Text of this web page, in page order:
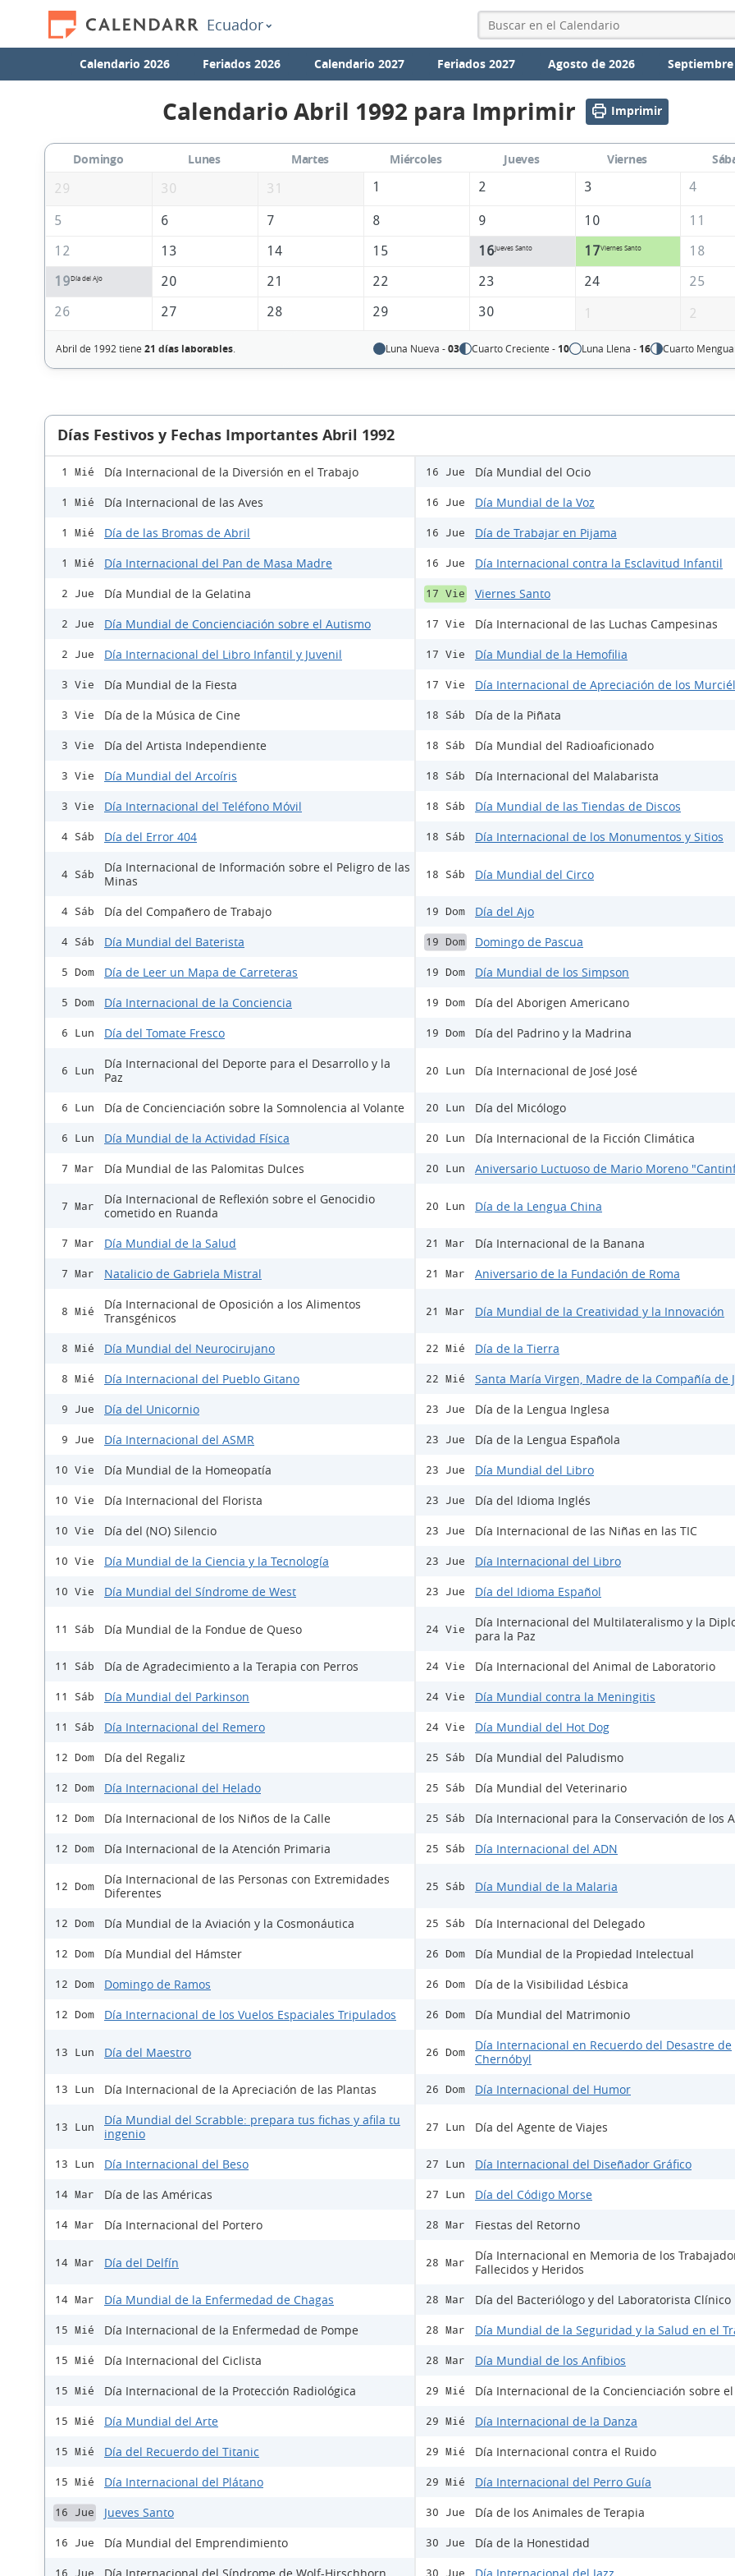
Ecuador
Calendario 2026 Feriados 2026 Calendario 2027 Feriados 2027 Agosto de 2026
Calendario Abril 1992 para Imprimir Imprimir
Domingo Lunes Martes Miércoles Jueves Viernes
29
30 31 1 2 3 4
5 6 7 8 9 10
11
12
13 14 15 16Jueves Santo 17Viernes Santo
18
19Día del Ajo 20 21 22 23 24
25
26
27 28 29 30 1 2
Abril de 1992 tiene 21 días laborables. Luna Nueva -03 Cuarto Creciente - 10 Luna Llena - 16 Cuarto
Días Festivos y Fechas Importantes Abril 1992
1 Mié Día Internacional de la Diversión en el Trabajo
1 Mié Día Internacional de las Aves
1 Mié Día de las Bromas de Abril
1 Mié Día Internacional del Pan de Masa Madre
2 Jue Día Mundial de la Gelatina
2 Jue Día Mundial de Concienciación sobre el Autismo
2 Jue Día Internacional del Libro Infantil y Juvenil
3 Vie Día Mundial de la Fiesta
3 Vie Día de la Música de Cine
3 Vie Día del Artista Independiente
3 Vie Día Mundial del Arcoíris
3 Vie Día Internacional del Teléfono Móvil
4 Sáb Día del Error 404
4 Sáb
Día Internacional de Información sobre el Peligro de las
Minas
4 Sáb Día del Compañero de Trabajo
4 Sáb Día Mundial del Baterista
5 Dom Día de Leer un Mapa de Carreteras
5 Dom Día Internacional de la Conciencia
6 Lun Día del Tomate Fresco
6 Lun
Día Internacional del Deporte para el Desarrollo y la
Paz
6 Lun Día de Concienciación sobre la Somnolencia al Volante
6 Lun Día Mundial de la Actividad Física
7 Mar Día Mundial de las Palomitas Dulces
7 Mar
Día Internacional de Reflexión sobre el Genocidio
cometido en Ruanda
7 Mar Día Mundial de la Salud
7 Mar Natalicio de Gabriela Mistral
8 Mié
Día Internacional de Oposición a los Alimentos
Transgénicos
8 Mié Día Mundial del Neurocirujano
8 Mié Día Internacional del Pueblo Gitano
9 Jue Día del Unicornio
9 Jue Día Internacional del ASMR
10 Vie Día Mundial de la Homeopatía
10 Vie Día Internacional del Florista
10 Vie Día del (NO) Silencio
10 Vie Día Mundial de la Ciencia y la Tecnología
10 Vie Día Mundial del Síndrome de West
11 Sáb Día Mundial de la Fondue de Queso
11 Sáb Día de Agradecimiento a la Terapia con Perros
11 Sáb Día Mundial del Parkinson
11 Sáb Día Internacional del Remero
12 Dom Día del Regaliz
12 Dom Día Internacional del Helado
12 Dom Día Internacional de los Niños de la Calle
12 Dom Día Internacional de la Atención Primaria
12 Dom
Día Internacional de las Personas con Extremidades
Diferentes
12 Dom Día Mundial de la Aviación y la Cosmonáutica
12 Dom Día Mundial del Hámster
12 Dom Domingo de Ramos
12 Dom Día Internacional de los Vuelos Espaciales Tripulados
13 Lun Día del Maestro
13 Lun Día Internacional de la Apreciación de las Plantas
13 Lun
Día Mundial del Scrabble: prepara tus fichas y afila tu
ingenio
13 Lun Día Internacional del Beso
14 Mar Día de las Américas
14 Mar Día Internacional del Portero
14 Mar Día del Delfín
14 Mar Día Mundial de la Enfermedad de Chagas
15 Mié Día Internacional de la Enfermedad de Pompe
15 Mié Día Internacional del Ciclista
15 Mié Día Internacional de la Protección Radiológica
15 Mié Día Mundial del Arte
15 Mié Día del Recuerdo del Titanic
15 Mié Día Internacional del Plátano
16 Jue Jueves Santo
16 Jue Día Mundial del Emprendimiento
16 Jue
16 Jue Día Mundial del Ocio
16 Jue Día Mundial de la Voz
16 Jue Día de Trabajar en Pijama
16 Jue Día Internacional contra la Esclavitud Infantil
17 Vie Viernes Santo
17 Vie Día Internacional de las Luchas Campesinas
17 Vie Día Mundial de la Hemofilia
17 Vie Día Internacional de Apreciación de los
18 Sáb Día de la Piñata
18 Sáb Día Mundial del Radioaficionado
18 Sáb Día Internacional del Malabarista
18 Sáb Día Mundial de las Tiendas de Discos
18 Sáb Día Internacional de los Monumentos y Sitios
18 Sáb Día Mundial del Circo
19 Dom Día del Ajo
19 Dom Domingo de Pascua
19 Dom Día Mundial de los Simpson
19 Dom Día del Aborigen Americano
19 Dom Día del Padrino y la Madrina
20 Lun Día Internacional de José José
20 Lun Día del Micólogo
20 Lun Día Internacional de la Ficción Climática
20 Lun Aniversario Luctuoso de Mario Moreno
20 Lun Día de la Lengua China
21 Mar Día Internacional de la Banana
21 Mar Aniversario de la Fundación de Roma
21 Mar Día Mundial de la Creatividad y la Innovación
22 Mié Día de la Tierra
22 Mié Santa María Virgen, Madre de la Compañía de
23 Jue Día de la Lengua Inglesa
23 Jue Día de la Lengua Española
23 Jue Día Mundial del Libro
23 Jue Día del Idioma Inglés
23 Jue Día Internacional de las Niñas en las TIC
23 Jue Día Internacional del Libro
23 Jue Día del Idioma Español
24 Vie
Día Internacional del Multilateralismo y la
para la Paz
24 Vie Día Internacional del Animal de Laboratorio
24 Vie Día Mundial contra la Meningitis
24 Vie Día Mundial del Hot Dog
25 Sáb Día Mundial del Paludismo
25 Sáb Día Mundial del Veterinario
25 Sáb Día Internacional para la Conservación de los
25 Sáb Día Internacional del ADN
25 Sáb Día Mundial de la Malaria
25 Sáb Día Internacional del Delegado
26 Dom Día Mundial de la Propiedad Intelectual
26 Dom Día de la Visibilidad Lésbica
26 Dom Día Mundial del Matrimonio
26 Dom
Día Internacional en Recuerdo del Desastre de
Chernóbyl
26 Dom Día Internacional del Humor
27 Lun Día del Agente de Viajes
27 Lun Día Internacional del Diseñador Gráfico
27 Lun Día del Código Morse
28 Mar Fiestas del Retorno
28 Mar
Día Internacional en Memoria de los
Fallecidos y Heridos
28 Mar Día del Bacteriólogo y del Laboratorista Clínico
28 Mar Día Mundial de la Seguridad y la Salud en el
28 Mar Día Mundial de los Anfibios
29 Mié Día Internacional de la Concienciación sobre
29 Mié Día Internacional de la Danza
29 Mié Día Internacional contra el Ruido
29 Mié Día Internacional del Perro Guía
30 Jue Día de los Animales de Terapia
30 Jue Día de la Honestidad
30 Jue